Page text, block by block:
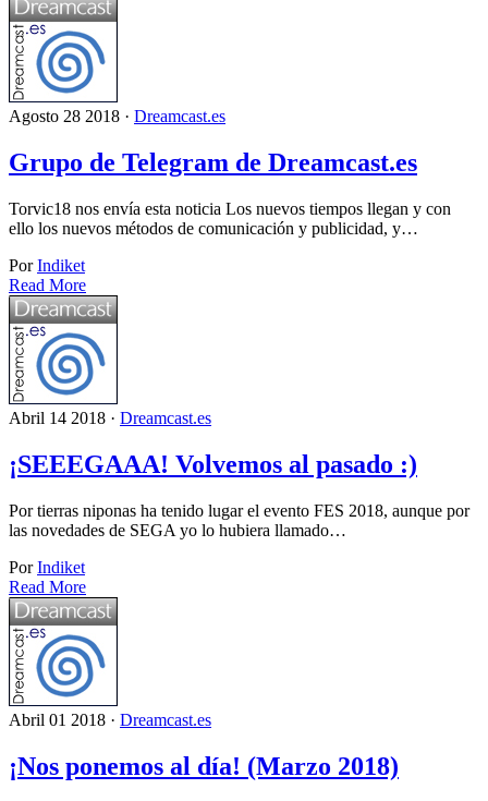
Agosto 28 2018 · Dreamcast.es
Grupo de Telegram de Dreamcast.es
Torvic18 nos envía esta noticia Los nuevos tiempos llegan y con
ello los nuevos métodos de comunicación y publicidad, y…
PorIndiket
Read More
Abril 14 2018 · Dreamcast.es
¡SEEEGAAA! Volvemos al pasado :)
Por tierras niponas ha tenido lugar el evento FES 2018, aunque por
las novedades de SEGA yo lo hubiera llamado…
PorIndiket
Read More
Abril 01 2018 · Dreamcast.es
¡Nos ponemos al día! (Marzo 2018)